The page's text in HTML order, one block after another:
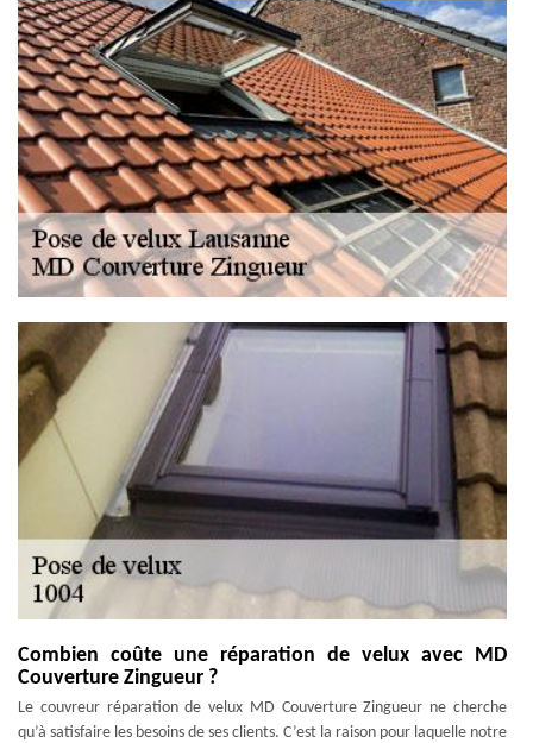
Combien coûte une réparation de velux avec MD
Couverture Zingueur ?
Le couvreur réparation de velux MD Couverture Zingueur ne cherche
qu’à satisfaire les besoins de ses clients. C’est la raison pour laquelle notre